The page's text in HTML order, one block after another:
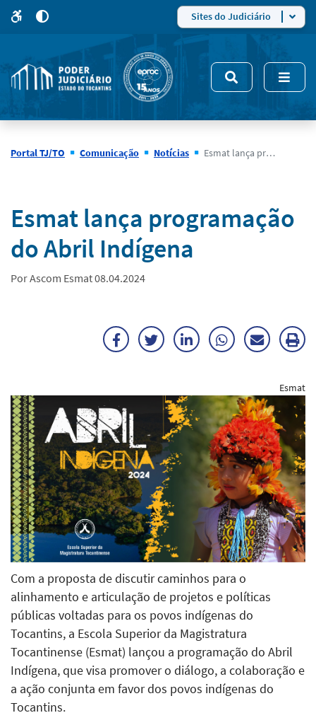
site
5
modo
de
alto
Sites do Judiciário
Portal TJ/TO Comunicação Notícias Esmat lança programação do Abril Indígena
Notícias
Esmat lança programação
do Abril Indígena
Por Ascom Esmat 08.04.2024
FacebookTwitterLinkedInWhatsApp
Enviar
E-
mail
Esmat
Com a proposta de discutir caminhos para o
alinhamento e articulação de projetos e políticas
públicas voltadas para os povos indígenas do
Tocantins, a Escola Superior da Magistratura
Tocantinense (Esmat) lançou a programação do Abril
Indígena, que visa promover o diálogo, a colaboração e
a ação conjunta em favor dos povos indígenas do
Tocantins.